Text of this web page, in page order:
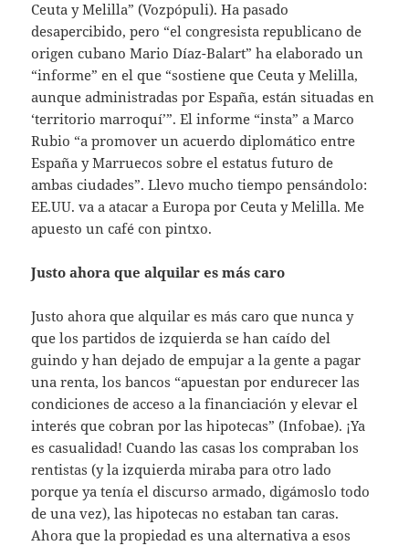
Ceuta y Melilla” (Vozpópuli). Ha pasado
desapercibido, pero “el congresista republicano de
origen cubano Mario Díaz-Balart” ha elaborado un
“informe” en el que “sostiene que Ceuta y Melilla,
aunque administradas por España, están situadas en
‘territorio marroquí’”. El informe “insta” a Marco
Rubio “a promover un acuerdo diplomático entre
España y Marruecos sobre el estatus futuro de
ambas ciudades”. Llevo mucho tiempo pensándolo:
EE.UU. va a atacar a Europa por Ceuta y Melilla. Me
apuesto un café con pintxo.
Justo ahora que alquilar es más caro
Justo ahora que alquilar es más caro que nunca y
que los partidos de izquierda se han caído del
guindo y han dejado de empujar a la gente a pagar
una renta, los bancos “apuestan por endurecer las
condiciones de acceso a la financiación y elevar el
interés que cobran por las hipotecas” (Infobae). ¡Ya
es casualidad! Cuando las casas los compraban los
rentistas (y la izquierda miraba para otro lado
porque ya tenía el discurso armado, digámoslo todo
de una vez), las hipotecas no estaban tan caras.
Ahora que la propiedad es una alternativa a esos